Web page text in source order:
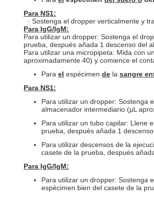
Para NS1:
· Sostenga el dropper verticalmente y
Para IgG/IgM:
Para utilizar un dropper: Sostenga el
prueba, después añada 1 descenso del
Para utilizar una micropipeta: Mida con
aproximadamente 40) y comience el
Para el espécimen de la sangre
Para NS1:
Para utilizar un dropper: Sostenga
almacenador intermediario (μL
Para utilizar un tubo capilar: Llene
prueba, después añada 1
Para utilizar descensos de la
casete de la prueba, después
Para IgG/IgM:
Para utilizar un dropper: Sostenga
espécimen bien del casete de la